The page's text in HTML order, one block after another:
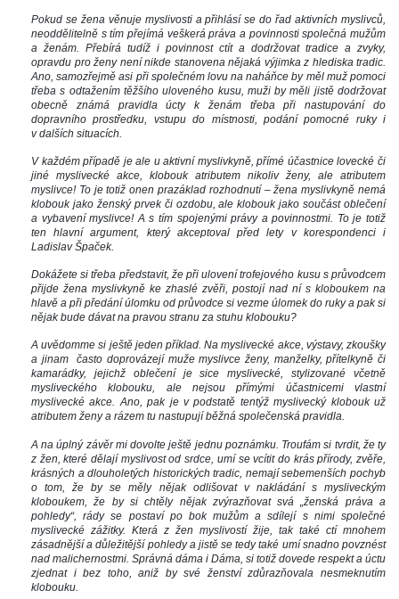
Pokud se žena věnuje myslivosti a přihlásí se do řad aktivních myslivců,
neoddělitelně s tím přejímá veškerá práva a povinnosti společná mužům
a ženám. Přebírá tudíž i povinnost ctít a dodržovat tradice a zvyky,
opravdu pro ženy není nikde stanovena nějaká výjimka z hlediska tradic.
Ano, samozřejmě asi při společném lovu na naháňce by měl muž pomoci
třeba s odtažením těžšího uloveného kusu, muži by měli jistě dodržovat
obecně známá pravidla úcty k ženám třeba při nastupování do
dopravního prostředku, vstupu do místnosti, podání pomocné ruky i
v dalších situacích.
V každém případě je ale u aktivní myslivkyně, přímé účastnice lovecké či
jiné myslivecké akce, klobouk atributem nikoliv ženy, ale atributem
myslivce! To je totiž onen prazáklad rozhodnutí – žena myslivkyně nemá
klobouk jako ženský prvek či ozdobu, ale klobouk jako součást oblečení
a vybavení myslivce! A s tím spojenými právy a povinnostmi. To je totiž
ten hlavní argument, který akceptoval před lety v korespondenci i
Ladislav Špaček.
Dokážete si třeba představit, že při ulovení trofejového kusu s průvodcem
přijde žena myslivkyně ke zhaslé zvěři, postojí nad ní s kloboukem na
hlavě a při předání úlomku od průvodce si vezme úlomek do ruky a pak si
nějak bude dávat na pravou stranu za stuhu klobouku?
A uvědomme si ještě jeden příklad. Na myslivecké akce, výstavy, zkoušky
a jinam často doprovázejí muže myslivce ženy, manželky, přítelkyně či
kamarádky, jejichž oblečení je sice myslivecké, stylizované včetně
mysliveckého klobouku, ale nejsou přímými účastnicemi vlastní
myslivecké akce. Ano, pak je v podstatě tentýž myslivecký klobouk už
atributem ženy a rázem tu nastupují běžná společenská pravidla.
A na úplný závěr mi dovolte ještě jednu poznámku. Troufám si tvrdit, že ty
z žen, které dělají myslivost od srdce, umí se vcítit do krás přírody, zvěře,
krásných a dlouholetých historických tradic, nemají sebemenších pochyb
o tom, že by se měly nějak odlišovat v nakládání s mysliveckým
kloboukem, že by si chtěly nějak zvýrazňovat svá „ženská práva a
pohledy“, rády se postaví po bok mužům a sdílejí s nimi společné
myslivecké zážitky. Která z žen myslivostí žije, tak také ctí mnohem
zásadnější a důležitější pohledy a jistě se tedy také umí snadno povznést
nad malichernostmi. Správná dáma i Dáma, si totiž dovede respekt a úctu
zjednat i bez toho, aniž by své ženství zdůrazňovala nesmeknutím
klobouku.